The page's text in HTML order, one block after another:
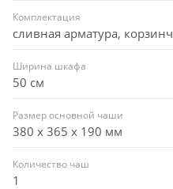
Комплектация
сливная арматура,
Ширина шкафа
50 см
Размер основной чаши
380 х 365 х 190 мм
Количество чаш
1